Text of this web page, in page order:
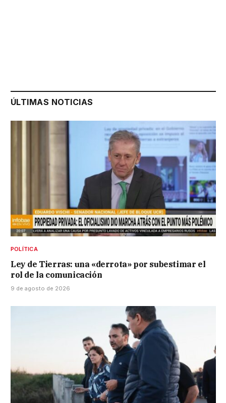
ÚLTIMAS NOTICIAS
POLÍTICA
Ley de Tierras: una «derrota» por subestimar el
rol de la comunicación
9 de agosto de 2026